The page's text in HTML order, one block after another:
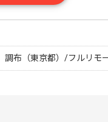
調布（東京都）/フルリモ